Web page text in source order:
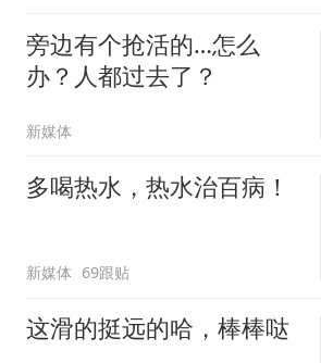
旁边有个抢活的…怎么
办？人都过去了？
新媒体
多喝热水，热水治百病！
新媒体 69跟贴
这滑的挺远的哈，棒棒哒